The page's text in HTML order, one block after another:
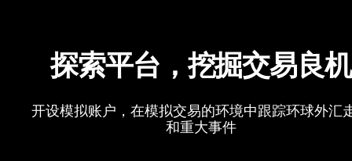
探索平台，挖掘交易良机
开设模拟账户，在模拟交易的环境中跟踪环球外汇
和重大事件